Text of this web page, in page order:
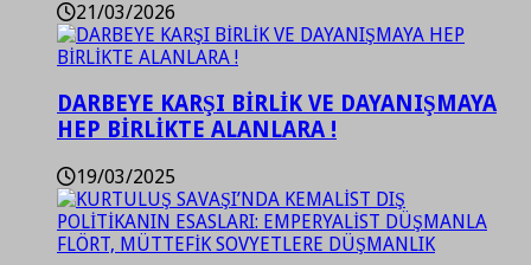
21/03/2026
DARBEYE KARŞI BİRLİK VE DAYANIŞMAYA
HEP BİRLİKTE ALANLARA !
19/03/2025